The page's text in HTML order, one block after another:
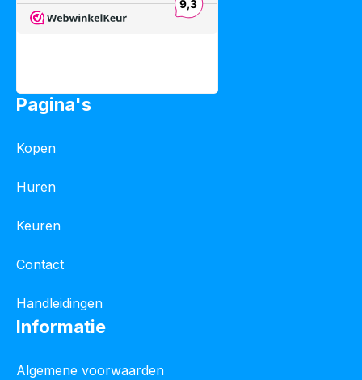
Pagina's
Kopen
Huren
Keuren
Contact
Handleidingen
Informatie
Algemene voorwaarden